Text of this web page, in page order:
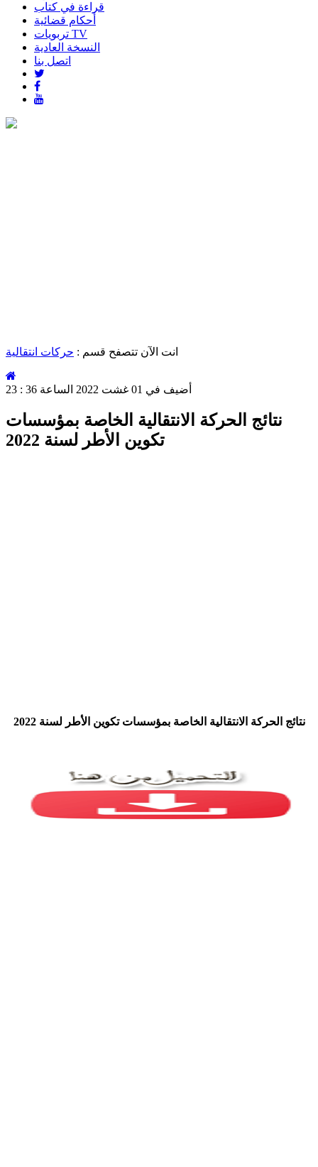
قراءة في كتاب
أحكام قضائية
تربويات TV
النسخة العادية
اتصل بنا
انت الآن تتصفح قسم : حركات انتقالية
أضيف في 01 غشت 2022 الساعة 36 : 23
​نتائج الحركة الانتقالية الخاصة بمؤسسات
تكوين الأطر لسنة 2022
​نتائج الحركة الانتقالية الخاصة بمؤسسات تكوين الأطر لسنة 2022